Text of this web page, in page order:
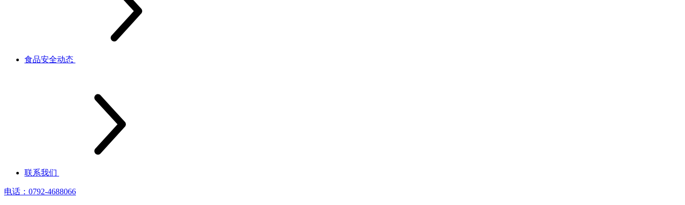
食品安全动态
联系我们
电话：0792-4688066